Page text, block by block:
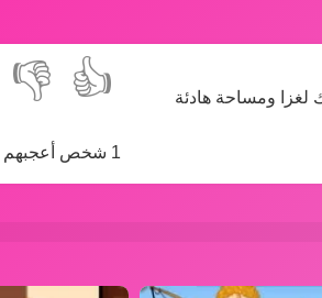
👍
👎
1 شخص أعجبهم هذه اللعبة، انضم إليهم!
لغزا ومساحة هادئة